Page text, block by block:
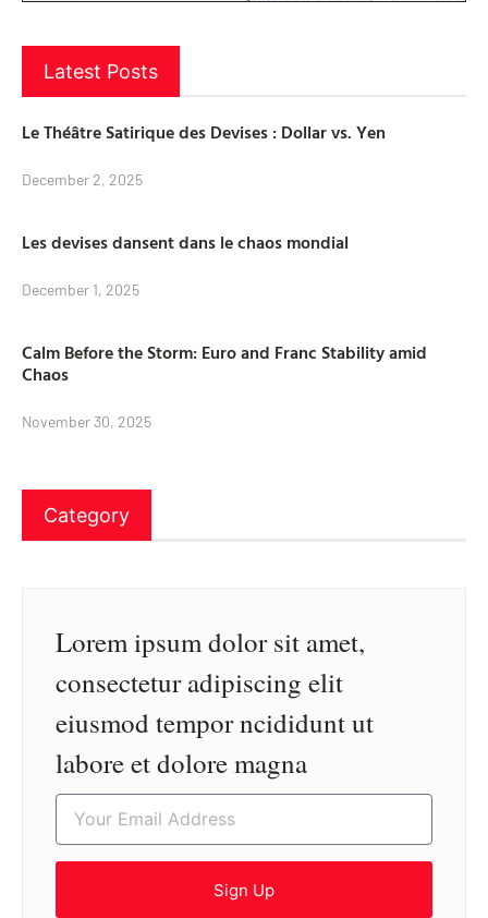
Latest Posts
Le Théâtre Satirique des Devises : Dollar vs. Yen
December 2, 2025
Les devises dansent dans le chaos mondial
December 1, 2025
Calm Before the Storm: Euro and Franc Stability amid
Chaos
November 30, 2025
Category
Lorem ipsum dolor sit amet,
consectetur adipiscing elit
eiusmod tempor ncididunt ut
labore et dolore magna
Sign Up